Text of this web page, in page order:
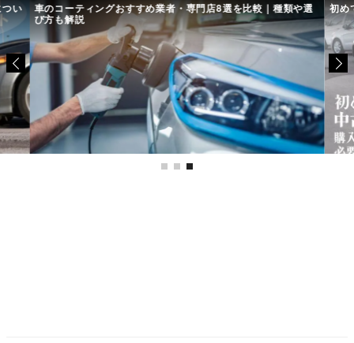
い 車のコーティングおすすめ業者・専門店8選を比較｜種類や選
び方も解説
初め